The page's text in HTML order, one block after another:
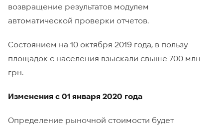
возвращение результатов модулем
автоматической проверки отчетов.
Состоянием на 10 октября 2019 года, в пользу
площадок с населения взыскали свыше 700 млн
грн.
Изменения с 01 января 2020 года
Определение рыночной стоимости будет